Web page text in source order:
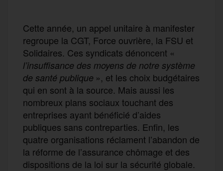
Cette année, un appel unitaire à manifester
regroupe la CGT, Force ouvrière, la FSU et
Solidaires. Ces syndicats dénoncent «
l’insuffisance des moyens de notre système
de santé publique », et les choix budgétaires
qui en sont à la source. Mais aussi les
nombreux plans sociaux touchant des
entreprises ayant bénéficié d’aides
publiques sans contreparties. Enfin, les
quatre organisations réclament l’abandon de
la réforme de l’assurance chômage et des
dispositions de la loi sur la sécurité globale.